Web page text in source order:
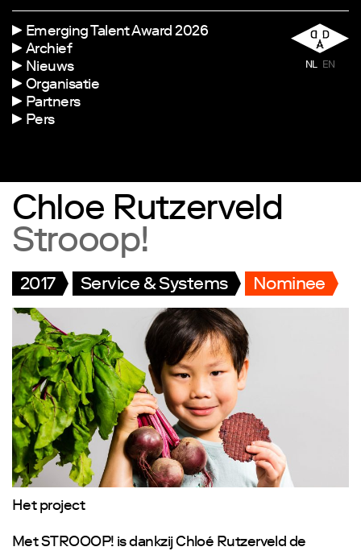
Emerging Talent Award 2026
Archief
Nieuws
Organisatie
Partners
Pers
NL EN
Chloe Rutzerveld
Strooop!
2017 Service & Systems Nominee
1
Het project
Met STROOOP! is dankzij Chloé Rutzerveld de